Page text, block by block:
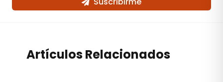
Artículos Relacionados